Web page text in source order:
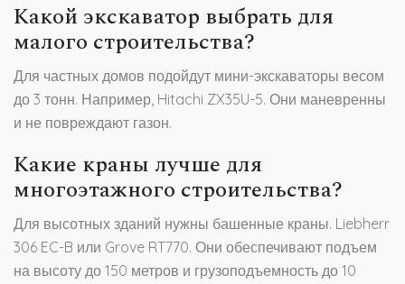
Какой экскаватор выбрать для
малого строительства?
Для частных домов подойдут мини-экскаваторы весом
до 3 тонн. Например, Hitachi ZX35U-5. Они маневренны
и не повреждают газон.
Какие краны лучше для
многоэтажного строительства?
Для высотных зданий нужны башенные краны. Liebherr
306 EC-B или Grove RT770. Они обеспечивают подъем
на высоту до 150 метров и грузоподъемность до 10